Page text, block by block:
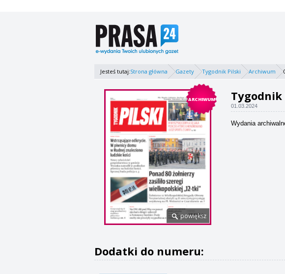
Jesteś tutaj:Strona główna Gazety Tygodnik Pilski Archiwum
ARCHIWUM
powiększ
Tygodnik
01.03.2024
Wydania
Dodatki do numeru: